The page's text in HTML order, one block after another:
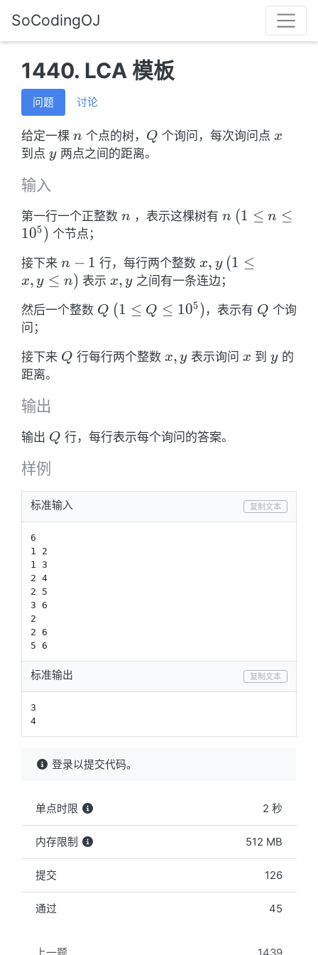
SoCodingOJ
1440. LCA 模板
问题 讨论
给定一棵 n
n 个点的树， Q
Q 个询问，每次询问点 x
x
到点 y
y两点之间的距离。
输入
第一行一个正整数 n
n ，表示这棵树有 n \ (1
\leq
10^5)
n (1 ≤ n ≤
105) 个节点；
接下来 n-
1
n − 1 行，每行两个整数x,y
\ (1
x,y
n)
x, y (1 ≤
x, y ≤ n) 表示 x,y
x, y之间有一条连边；
然后一个整数 Q\ (1
\leq
Q (1 ≤ Q ≤ 105) ，表示有 Q
Q 个询
问；
接下来 Q
Q 行每行两个整数 x,y
x, y 表示询问x
x 到y
y的
距离。
输出
输出 Q
Q 行，每行表示每个询问的答案。
样例
标准输入 复制文本
6
1 2
1 3
2 4
2 5
3 6
2
2 6
5 6
标准输出 复制文本
3
4
登录以提交代码。
单点时限 2 秒
内存限制 512 MB
提交 126
通过 45